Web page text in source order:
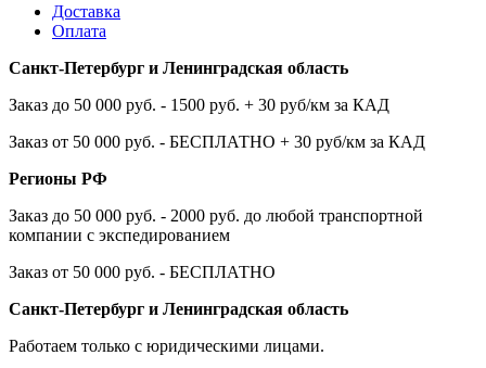
Доставка
Оплата
Санкт-Петербург и Ленинградская область
Заказ до 50 000 руб. - 1500 руб. + 30 руб/км за КАД
Заказ от 50 000 руб. - БЕСПЛАТНО + 30 руб/км за КАД
Регионы РФ
Заказ до 50 000 руб. - 2000 руб. до любой транспортной
компании с экспедированием
Заказ от 50 000 руб. - БЕСПЛАТНО
Санкт-Петербург и Ленинградская область
Работаем только с юридическими лицами.